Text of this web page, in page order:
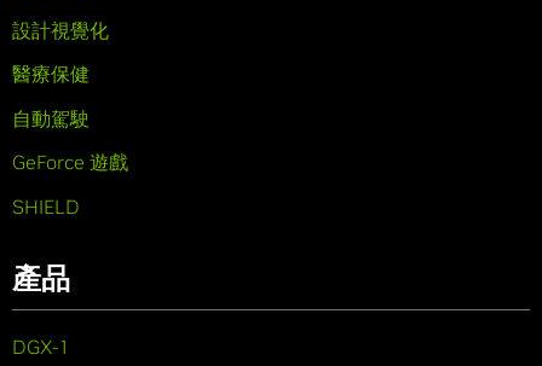
設計視覺化
醫療保健
自動駕駛
GeForce 遊戲
SHIELD
產品
DGX-1